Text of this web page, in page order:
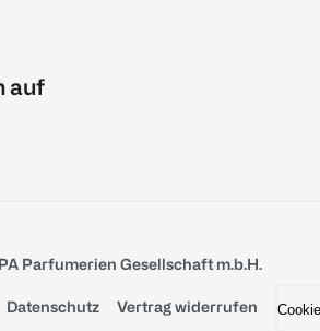
auf
Parfumerien Gesellschaft m.b.H.
Datenschutz Vertrag widerrufen